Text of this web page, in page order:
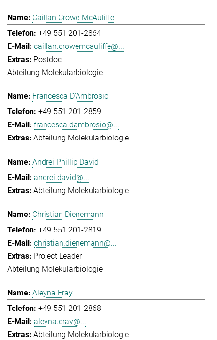
Caillan Crowe-McAuliffe
+49 551 201-2864
caillan.crowemcauliffe@...
Postdoc
Abteilung Molekularbiologie
Francesca D'Ambrosio
+49 551 201-2859
francesca.dambrosio@...
Abteilung Molekularbiologie
Andrei Phillip David
andrei.david@...
Abteilung Molekularbiologie
Christian Dienemann
+49 551 201-2819
christian.dienemann@...
Project Leader
Abteilung Molekularbiologie
Aleyna Eray
+49 551 201-2868
aleyna.eray@...
Abteilung Molekularbiologie